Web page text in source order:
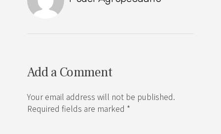
Add a Comment
Your email address will not be published.
Required fields are marked *